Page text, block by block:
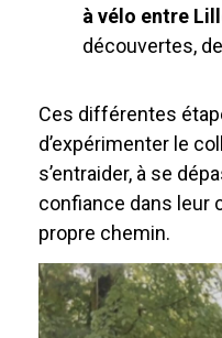
à vélo entre
découvertes,
Ces différentes
d’expérimenter le
s’entraider, à se
confiance dans leur
propre chemin.